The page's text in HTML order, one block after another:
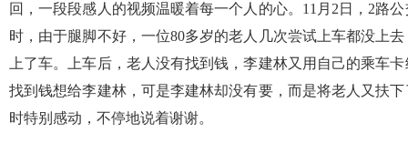
回，一段段感人的视频温暖着每一个人的心。11月2日，2路
时，由于腿脚不好，一位80多岁的老人几次尝试上车都没上
上了车。上车后，老人没有找到钱，李建林又用自己的乘车
找到钱想给李建林，可是李建林却没有要，而是将老人又扶
时特别感动，不停地说着谢谢。